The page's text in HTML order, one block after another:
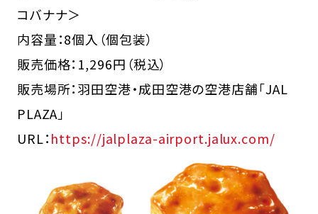
コバナナ＞
内容量：8個入（個包装）
販売価格：1,296円（税込）
販売場所：羽田空港・成田空港の空港店舗「JAL
PLAZA」
URL：https://jalplaza-airport.jalux.com/